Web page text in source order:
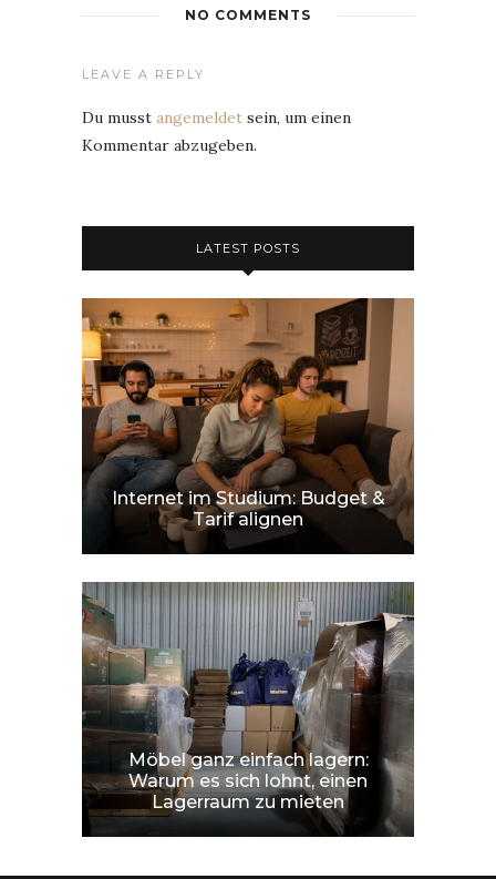
NO COMMENTS
LEAVE A REPLY
Du musst angemeldet sein, um einen
Kommentar abzugeben.
LATEST POSTS
Internet im Studium: Budget &
Tarif alignen
Möbel ganz einfach lagern:
Warum es sich lohnt, einen
Lagerraum zu mieten